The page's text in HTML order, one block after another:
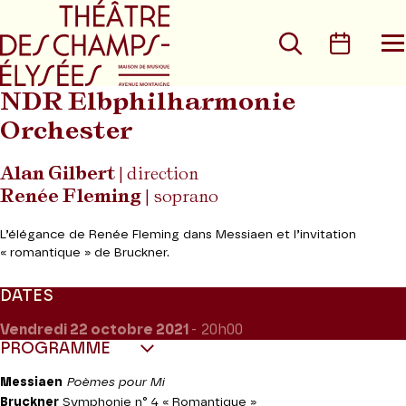
Aller au menu principal
Rechercher
NDR Elbphilharmonie
Orchester
Alan Gilbert | direction
Renée Fleming | soprano
L’élégance de Renée Fleming dans Messiaen et l’invitation
« romantique » de Bruckner.
DATES
Vendredi 22 octobre 2021 - 20h00
PROGRAMME
Messiaen Poèmes pour Mi
Bruckner Symphonie n° 4 « Romantique »